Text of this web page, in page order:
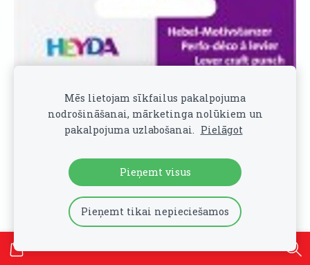
Mēs lietojam sīkfailus pakalpojuma
nodrošināšanai, mārketinga nolūkiem un
pakalpojuma uzlabošanai. Pielāgot
Pieņemt visus
Pieņemt tikai nepieciešamos